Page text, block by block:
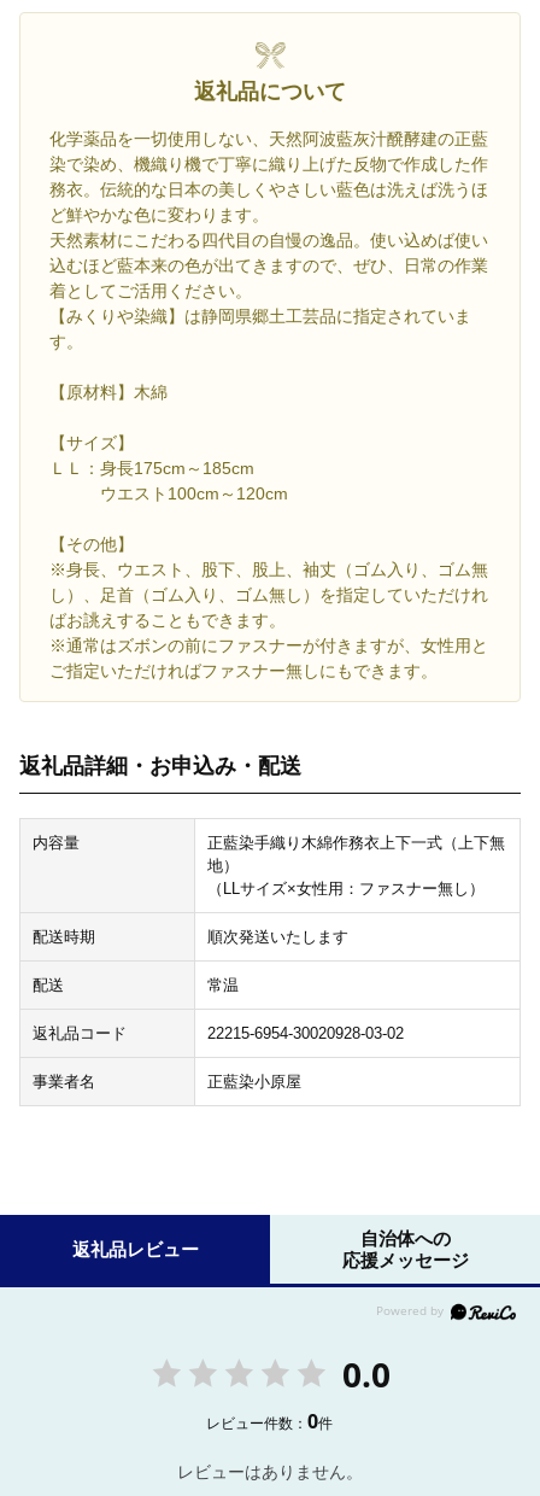
返礼品について
化学薬品を一切使用しない、天然阿波藍灰汁醗酵建の正藍
染で染め、機織り機で丁寧に織り上げた反物で作成した作
務衣。伝統的な日本の美しくやさしい藍色は洗えば洗うほ
ど鮮やかな色に変わります。
天然素材にこだわる四代目の自慢の逸品。使い込めば使い
込むほど藍本来の色が出てきますので、ぜひ、日常の作業
着としてご活用ください。
【みくりや染織】は静岡県郷土工芸品に指定されていま
す。
【原材料】木綿
【サイズ】
ＬＬ：身長175cm～185cm
ウエスト100cm～120cm
【その他】
※身長、ウエスト、股下、股上、袖丈（ゴム入り、ゴム無
し）、足首（ゴム入り、ゴム無し）を指定していただけれ
ばお誂えすることもできます。
※通常はズボンの前にファスナーが付きますが、女性用と
ご指定いただければファスナー無しにもできます。
返礼品詳細・お申込み・配送
内容量
正藍染手織り木綿作務衣上下一式（上下無
地）
（LLサイズ×女性用：ファスナー無し）
配送時期 順次発送いたします
配送 常温
返礼品コード 22215-6954-30020928-03-02
事業者名 正藍染小原屋
返礼品レビュー
自治体への
応援メッセージ
0.0
レビュー件数：0件
レビューはありません。